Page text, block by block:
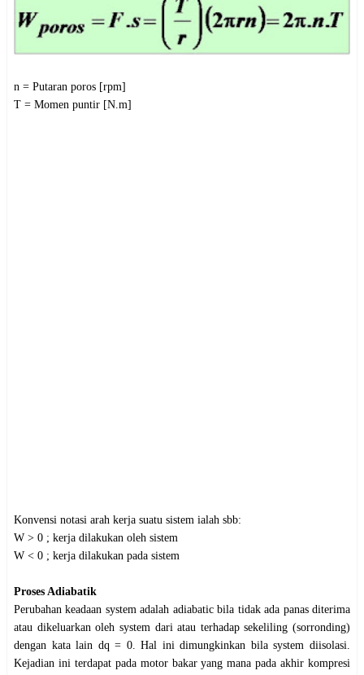
n = Putaran poros [rpm]
T = Momen puntir [N.m]
Konvensi notasi arah kerja suatu sistem ialah sbb:
W > 0 ; kerja dilakukan oleh sistem
W < 0 ; kerja dilakukan pada sistem
Proses Adiabatik
Perubahan keadaan system adalah adiabatic bila tidak ada panas diterima
atau dikeluarkan oleh system dari atau terhadap sekeliling (sorronding)
dengan kata lain dq = 0. Hal ini dimungkinkan bila system diisolasi.
Kejadian ini terdapat pada motor bakar yang mana pada akhir kompresi